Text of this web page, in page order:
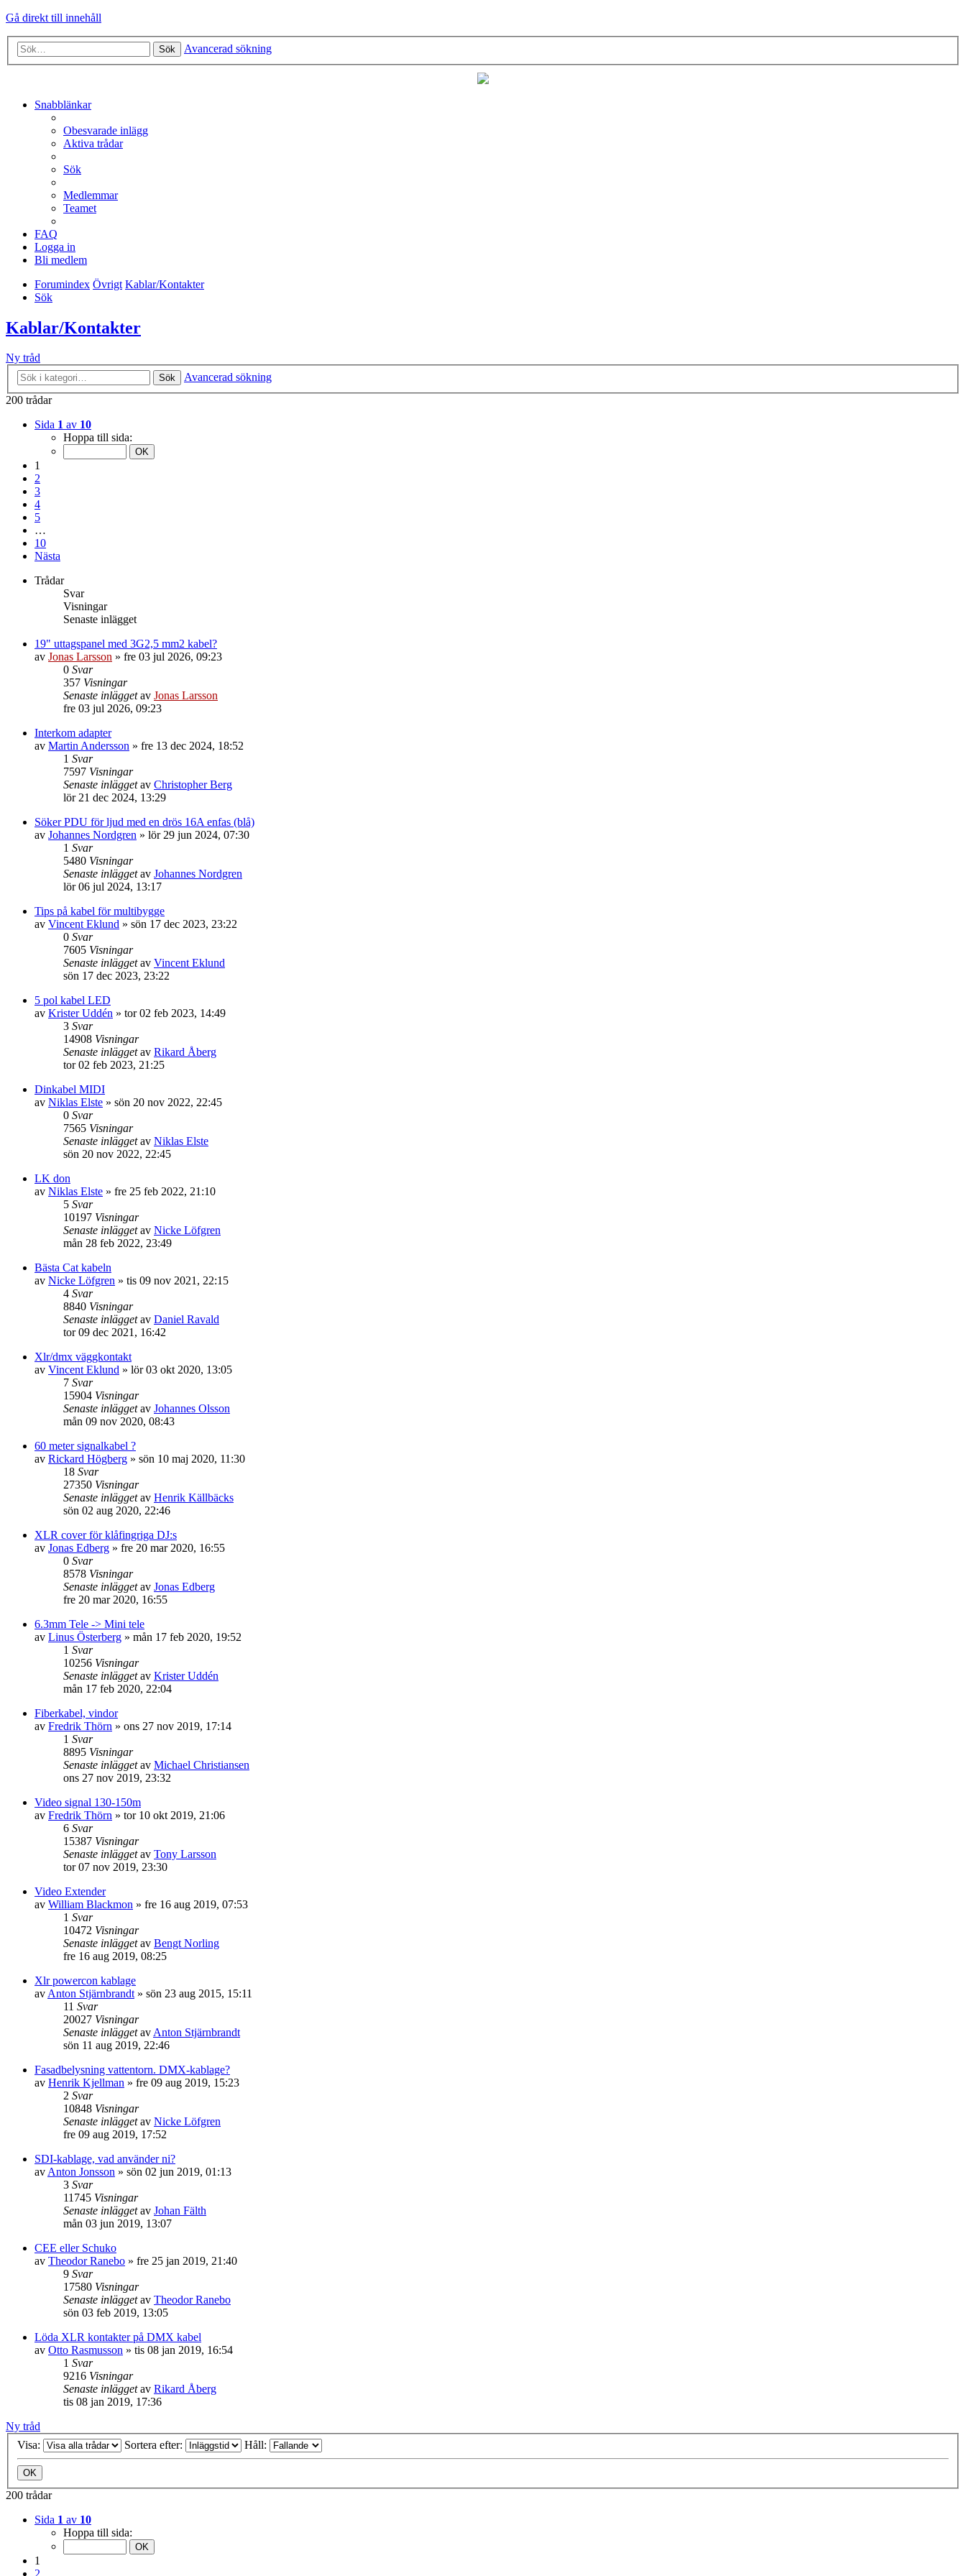
Gå direkt till innehåll
Sök Avancerad sökning
Snabblänkar
Obesvarade inlägg
Aktiva trådar
Sök
Medlemmar
Teamet
FAQ
Logga in
Bli medlem
Forumindex Övrigt Kablar/Kontakter
Sök
Kablar/Kontakter
Ny tråd
Sök
Avancerad sökning
200 trådar
Sida 1 av 10
Hoppa till sida:
1
2
3
4
5
…
10
Nästa
Trådar
Svar
Visningar
Senaste inlägget
19" uttagspanel med 3G2,5 mm2 kabel?
av Jonas Larsson » fre 03 jul 2026, 09:23
0 Svar
357 Visningar
Senaste inläggetav Jonas Larsson
fre 03 jul 2026, 09:23
Interkom adapter
av Martin Andersson » fre 13 dec 2024, 18:52
1 Svar
7597 Visningar
Senaste inläggetav Christopher Berg
lör 21 dec 2024, 13:29
Söker PDU för ljud med en drös 16A enfas (blå)
av Johannes Nordgren » lör 29 jun 2024, 07:30
1 Svar
5480 Visningar
Senaste inläggetav Johannes Nordgren
lör 06 jul 2024, 13:17
Tips på kabel för multibygge
av Vincent Eklund » sön 17 dec 2023, 23:22
0 Svar
7605 Visningar
Senaste inläggetav Vincent Eklund
sön 17 dec 2023, 23:22
5 pol kabel LED
av Krister Uddén » tor 02 feb 2023, 14:49
3 Svar
14908 Visningar
Senaste inläggetav Rikard Åberg
tor 02 feb 2023, 21:25
Dinkabel MIDI
av Niklas Elste » sön 20 nov 2022, 22:45
0 Svar
7565 Visningar
Senaste inläggetav Niklas Elste
sön 20 nov 2022, 22:45
LK don
av Niklas Elste » fre 25 feb 2022, 21:10
5 Svar
10197 Visningar
Senaste inläggetav Nicke Löfgren
mån 28 feb 2022, 23:49
Bästa Cat kabeln
av Nicke Löfgren » tis 09 nov 2021, 22:15
4 Svar
8840 Visningar
Senaste inläggetav Daniel Ravald
tor 09 dec 2021, 16:42
Xlr/dmx väggkontakt
av Vincent Eklund » lör 03 okt 2020, 13:05
7 Svar
15904 Visningar
Senaste inläggetav Johannes Olsson
mån 09 nov 2020, 08:43
60 meter signalkabel ?
av Rickard Högberg » sön 10 maj 2020, 11:30
18 Svar
27350 Visningar
Senaste inläggetav Henrik Källbäcks
sön 02 aug 2020, 22:46
XLR cover för klåfingriga DJ:s
av Jonas Edberg » fre 20 mar 2020, 16:55
0 Svar
8578 Visningar
Senaste inläggetav Jonas Edberg
fre 20 mar 2020, 16:55
6.3mm Tele -> Mini tele
av Linus Österberg » mån 17 feb 2020, 19:52
1 Svar
10256 Visningar
Senaste inläggetav Krister Uddén
mån 17 feb 2020, 22:04
Fiberkabel, vindor
av Fredrik Thörn » ons 27 nov 2019, 17:14
1 Svar
8895 Visningar
Senaste inläggetav Michael Christiansen
ons 27 nov 2019, 23:32
Video signal 130-150m
av Fredrik Thörn » tor 10 okt 2019, 21:06
6 Svar
15387 Visningar
Senaste inläggetav Tony Larsson
tor 07 nov 2019, 23:30
Video Extender
av William Blackmon » fre 16 aug 2019, 07:53
1 Svar
10472 Visningar
Senaste inläggetav Bengt Norling
fre 16 aug 2019, 08:25
Xlr powercon kablage
av Anton Stjärnbrandt » sön 23 aug 2015, 15:11
11 Svar
20027 Visningar
Senaste inläggetav Anton Stjärnbrandt
sön 11 aug 2019, 22:46
Fasadbelysning vattentorn. DMX-kablage?
av Henrik Kjellman » fre 09 aug 2019, 15:23
2 Svar
10848 Visningar
Senaste inläggetav Nicke Löfgren
fre 09 aug 2019, 17:52
SDI-kablage, vad använder ni?
av Anton Jonsson » sön 02 jun 2019, 01:13
3 Svar
11745 Visningar
Senaste inläggetav Johan Fälth
mån 03 jun 2019, 13:07
CEE eller Schuko
av Theodor Ranebo » fre 25 jan 2019, 21:40
9 Svar
17580 Visningar
Senaste inläggetav Theodor Ranebo
sön 03 feb 2019, 13:05
Löda XLR kontakter på DMX kabel
av Otto Rasmusson » tis 08 jan 2019, 16:54
1 Svar
9216 Visningar
Senaste inläggetav Rikard Åberg
tis 08 jan 2019, 17:36
Ny tråd
Visa:
Sortera efter: Håll:
200 trådar
Sida 1 av 10
Hoppa till sida:
1
2